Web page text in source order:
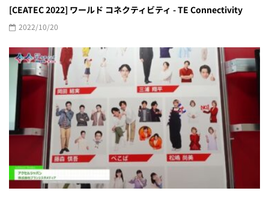
[CEATEC 2022] ワールド コネクティビティ - TE Connectivity
2022/10/20